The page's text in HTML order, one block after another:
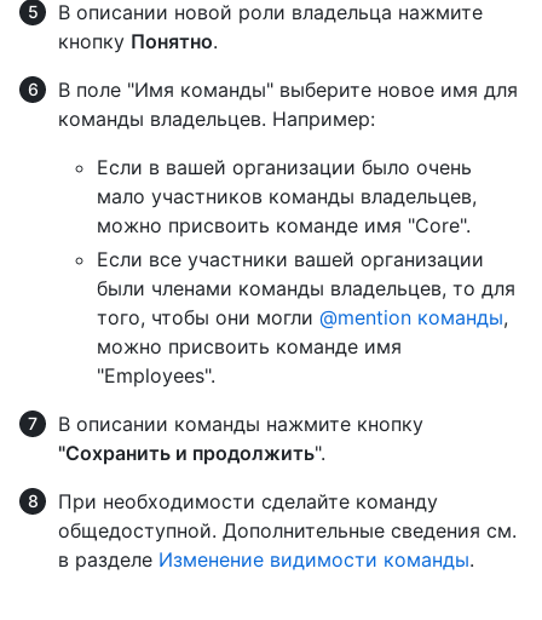
В описании новой роли владельца нажмите
кнопку Понятно.
В поле "Имя команды" выберите новое имя для
команды владельцев. Например:
Если в вашей организации было очень
мало участников команды владельцев,
можно присвоить команде имя "Core".
Если все участники вашей организации
были членами команды владельцев, то для
того, чтобы они могли @mention команды,
можно присвоить команде имя
"Employees".
В описании команды нажмите кнопку
"Сохранить и продолжить".
При необходимости сделайте команду
общедоступной. Дополнительные сведения см.
в разделе Изменение видимости команды.